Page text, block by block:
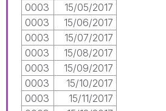
0003
15/05/2017
0003
15/06/2017
0003
15/07/2017
0003
15/08/2017
0003
15/09/2017
0003
15/10/2017
0003
15/11/2017